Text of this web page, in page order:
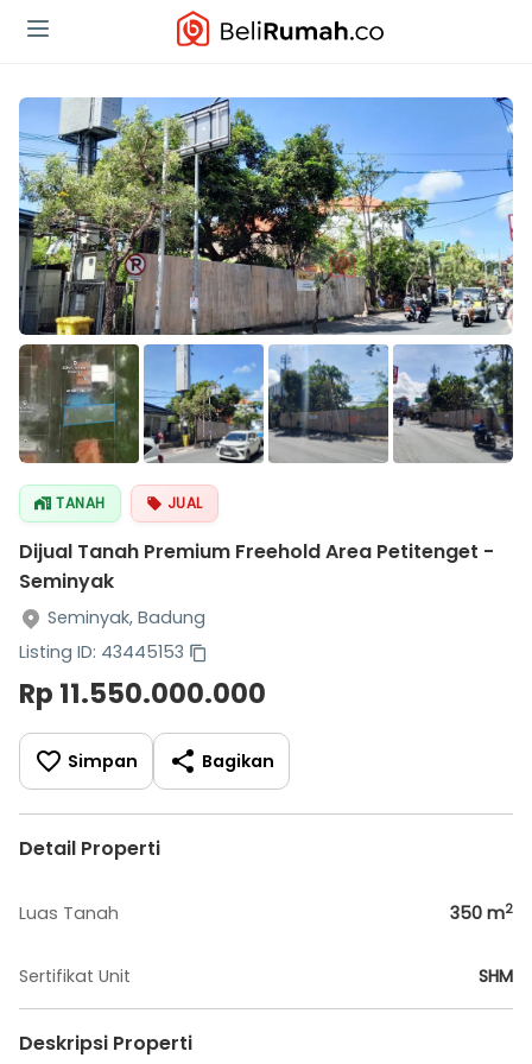
TANAH JUAL
Dijual Tanah Premium Freehold Area Petitenget -
Seminyak
Seminyak, Badung
Listing ID: 43445153
Rp 11.550.000.000
Simpan Bagikan
Detail Properti
Luas Tanah 350 m2
Sertifikat Unit SHM
Deskripsi Properti